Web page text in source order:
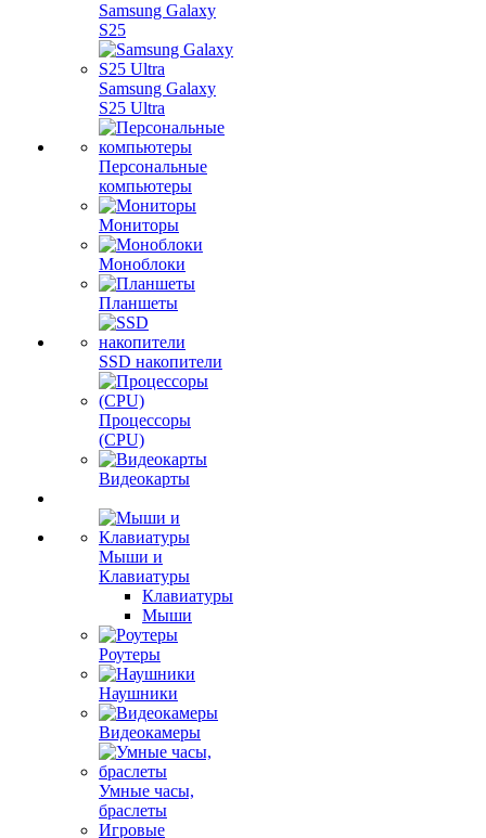
Samsung Galaxy
S25
Samsung Galaxy
S25 Ultra
Персональные
компьютеры
Мониторы
Моноблоки
Планшеты
SSD накопители
Процессоры
(CPU)
Видеокарты
Мыши и
Клавиатуры
Клавиатуры
Мыши
Роутеры
Наушники
Видеокамеры
Умные часы,
браслеты
Игровые